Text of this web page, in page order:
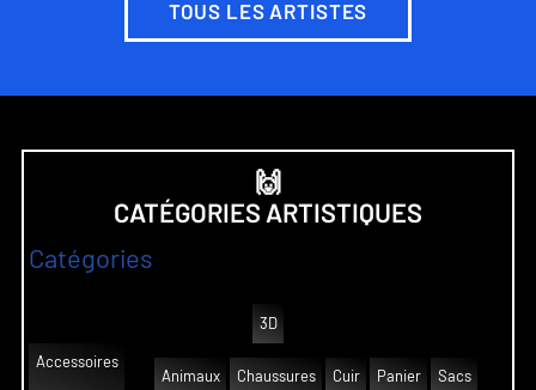
TOUS LES ARTISTES
🙌
CATÉGORIES ARTISTIQUES
Catégories
3D
Accessoires
Animaux
Chaussures Cuir Panier Sacs